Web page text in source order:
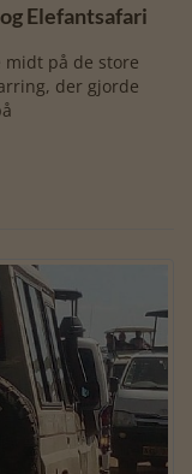
Elefantsafari
midt på de store
der gjorde